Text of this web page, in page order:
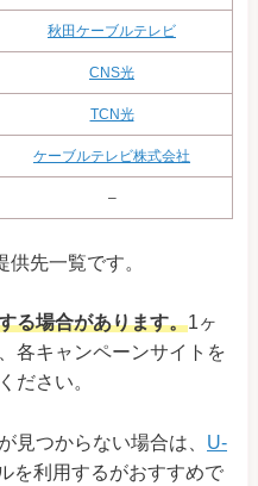
秋田ケーブルテレビ
CNS光
TCN光
ケーブルテレビ株式会社
–
先一覧です。
る場合があります。1ヶ
各キャンペーンサイトを
ださい。
見つからない場合は、 U-
を利用するがおすすめで